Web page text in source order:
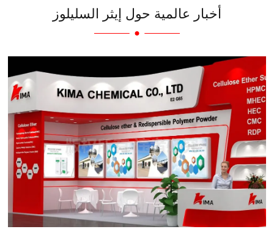
أخبار عالمية حول إيثر السليلوز